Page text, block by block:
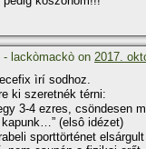
- lackòmackò on 2017.
ìrí sodhoz.
ki szeretnék térni:
3-4 ezres, csöndesen
(elsô idézet)
sporttörténet